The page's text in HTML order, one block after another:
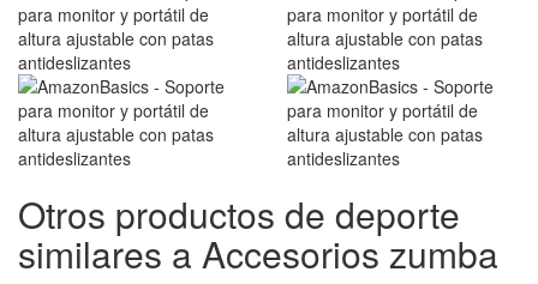
Otros productos de deporte
similares a Accesorios zumba